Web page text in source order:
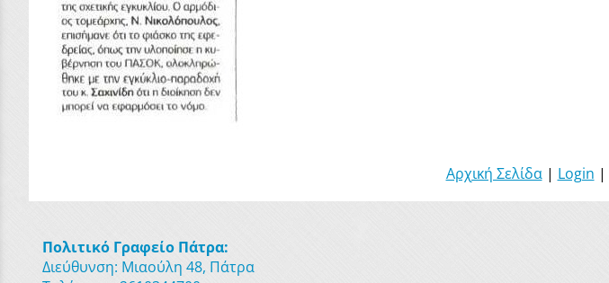
Αρχική Σελίδα| Login |
Πολιτικό Γραφείο Πάτρα:
Διεύθυνση: Μιαούλη 48, Πάτρα